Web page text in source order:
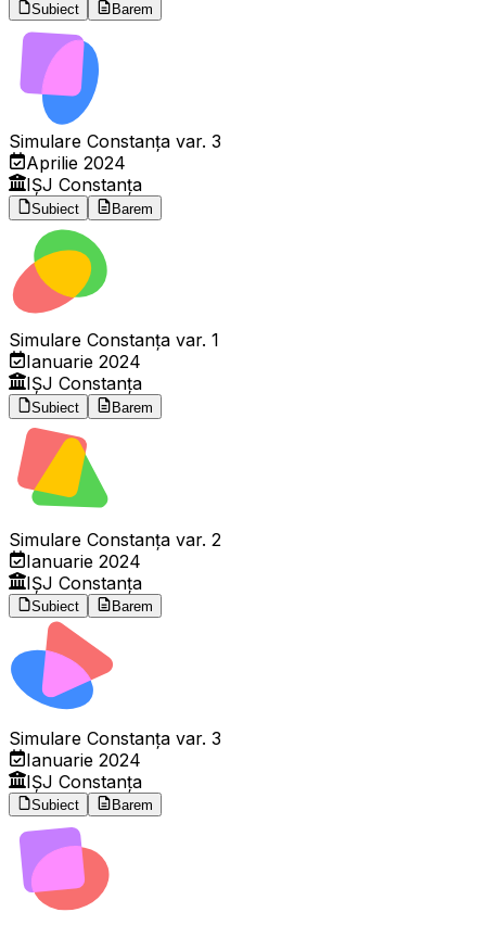
Subiect Barem
Simulare Constanța var. 3
Aprilie 2024
IȘJ Constanța
Subiect Barem
Simulare Constanța var. 1
Ianuarie 2024
IȘJ Constanța
Subiect Barem
Simulare Constanța var. 2
Ianuarie 2024
IȘJ Constanța
Subiect Barem
Simulare Constanța var. 3
Ianuarie 2024
IȘJ Constanța
Subiect Barem